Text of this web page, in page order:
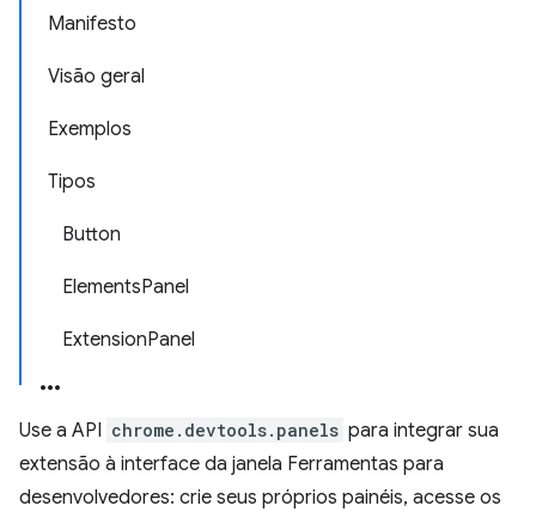
Manifesto
Visão geral
Exemplos
Tipos
Button
ElementsPanel
ExtensionPanel
Use a API chrome.devtools.panels para integrar sua
extensão à interface da janela Ferramentas para
desenvolvedores: crie seus próprios painéis, acesse os